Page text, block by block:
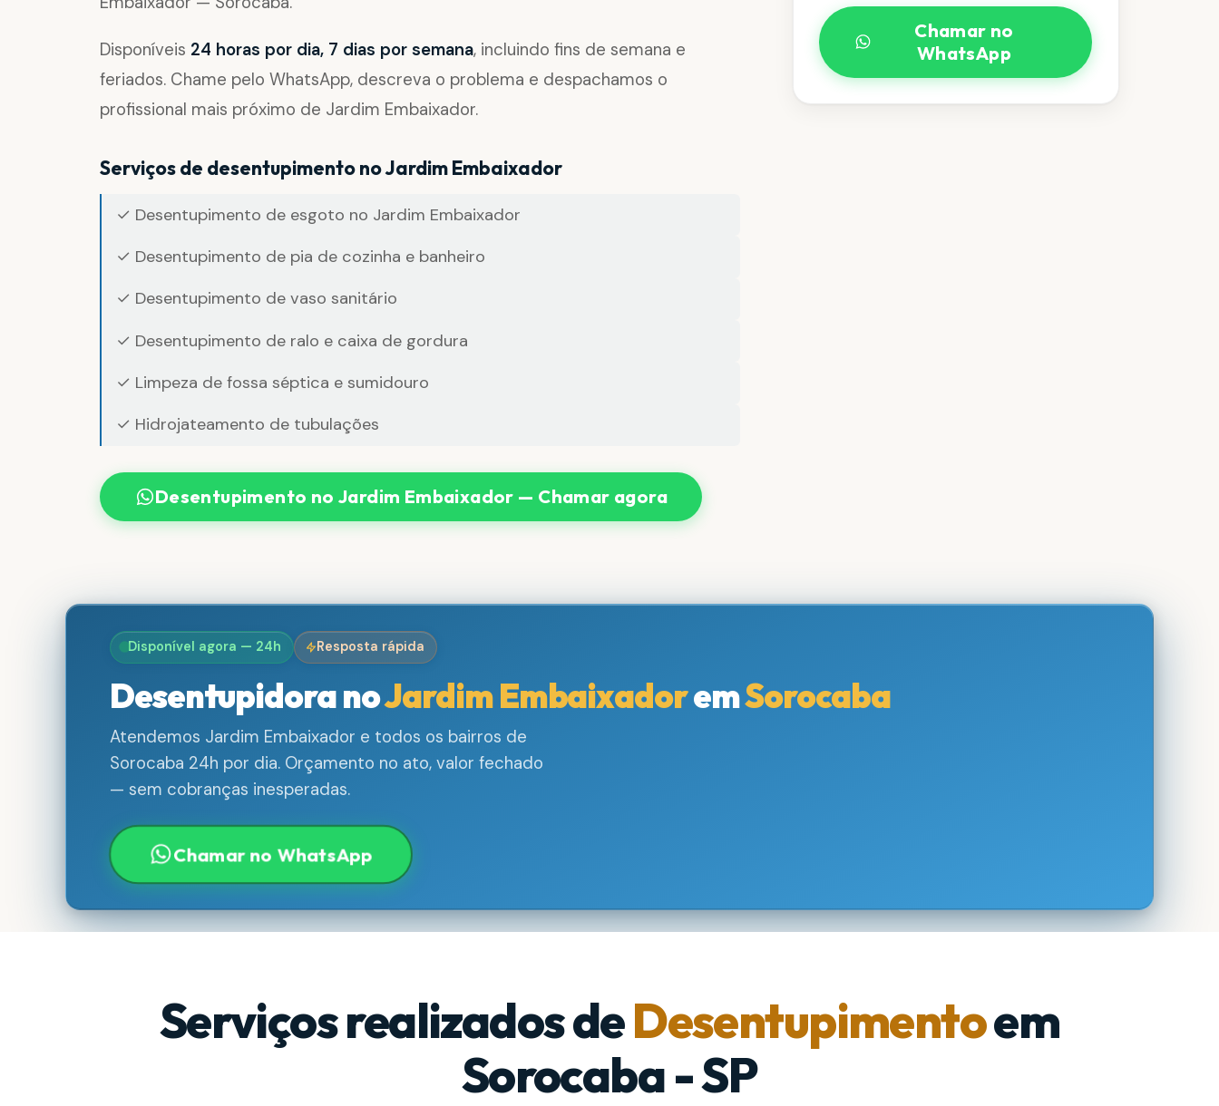
Disponíveis 24 horas por dia, 7 dias por semana, incluindo fins de semana e
feriados. Chame pelo WhatsApp, descreva o problema e despachamos o
profissional mais próximo de Jardim Embaixador.
Serviços de desentupimento no Jardim Embaixador
✓ Desentupimento de esgoto no Jardim Embaixador
✓ Desentupimento de pia de cozinha e banheiro
✓ Desentupimento de vaso sanitário
✓ Desentupimento de ralo e caixa de gordura
✓ Limpeza de fossa séptica e sumidouro
✓ Hidrojateamento de tubulações
Desentupimento no Jardim Embaixador — Chamar agora
Chamar no
WhatsApp
Disponível agora — 24h Resposta rápida
Desentupidora noJardim EmbaixadoremSorocaba
Atendemos Jardim Embaixador e todos os bairros de
Sorocaba 24h por dia. Orçamento no ato, valor fechado
— sem cobranças inesperadas.
Chamar no WhatsApp
Serviços realizados deDesentupimentoem
Sorocaba - SP